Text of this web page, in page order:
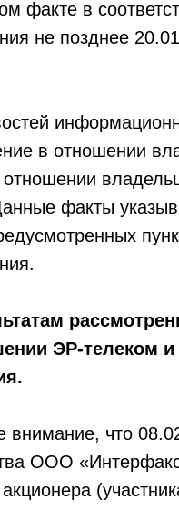
факте в
не позднее
в отношении
факты
ЭР-телеком
что
ООО